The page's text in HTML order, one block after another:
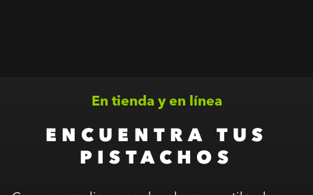
En tienda y en línea
ENCUENTRA TUS
PISTACHOS